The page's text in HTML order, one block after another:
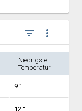
filter_list more_vert
Niedrigste
Temperatur
9 °
12 °